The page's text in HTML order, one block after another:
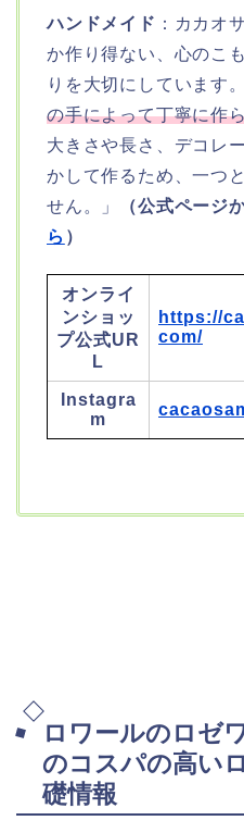
ハンドメイド ：カカオ
か作り得ない、心のこ
りを大切にしています。
の手によって丁寧に作
大きさや長さ、デコレ
かして作るため、一つ
せん。」
（公式ページ
ら ）
オンライ
ンショッ
プ公式UR
L
https://
com/
Instagra
m
ロワールのロゼ
のコスパの高い
礎情報